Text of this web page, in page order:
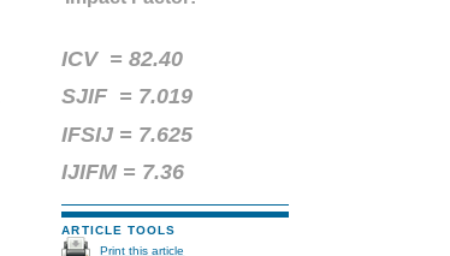
ICV =82.40
SJIF = 7.019
IFSIJ = 7.625
IJIFM = 7.36
ARTICLE TOOLS
Print this article